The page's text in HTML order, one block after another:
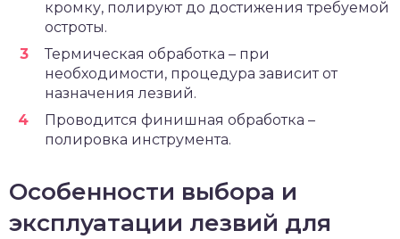
кромку, полируют до достижения требуемой
остроты.
Термическая обработка – при
необходимости, процедура зависит от
назначения лезвий.
Проводится финишная обработка –
полировка инструмента.
Особенности выбора и
эксплуатации лезвий для